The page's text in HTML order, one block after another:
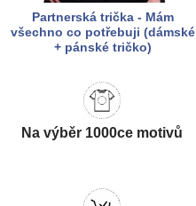
Partnerská trička - Mám
všechno co potřebuji (dámské
+ pánské tričko)
Na výběr 1000ce motivů